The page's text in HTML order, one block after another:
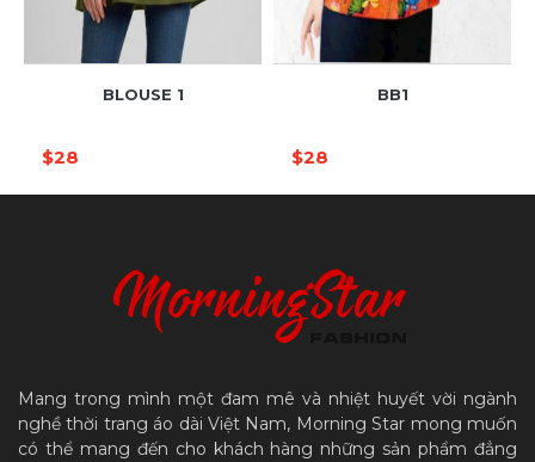
BLOUSE 1
$28
BB1
$28
Mang trong mình một đam mê và nhiệt huyết vời ngành
nghề thời trang áo dài Việt Nam, Morning Star mong muốn
có thể mang đến cho khách hàng những sản phẩm đẳng